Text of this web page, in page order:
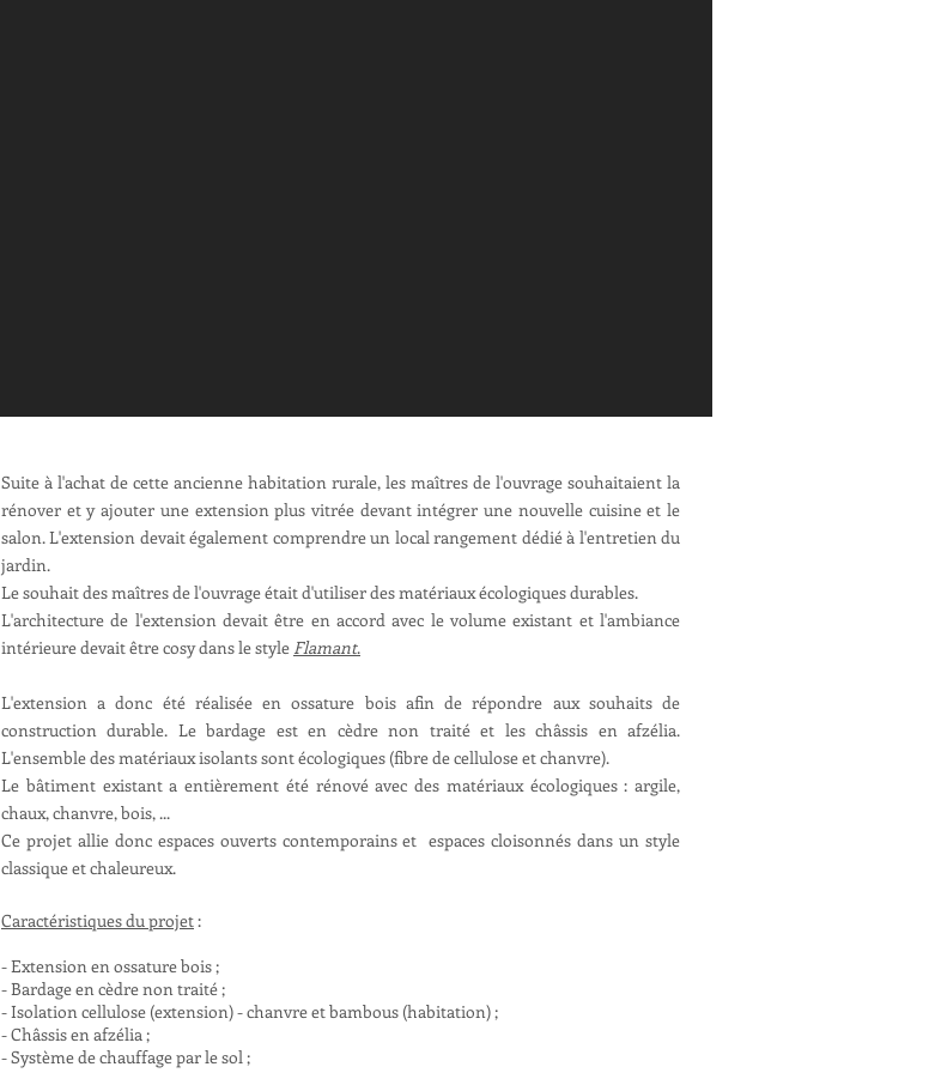
Suite à l'achat de cette ancienne habitation rurale, les maîtres de l'ouvrage souhaitaient la
rénover et y ajouter une extension plus vitrée devant intégrer une nouvelle cuisine et le
salon. L'extension devait également comprendre un local rangement dédié à l'entretien du
jardin.
Le souhait des maîtres de l'ouvrage était d'utiliser des matériaux écologiques durables.
L'architecture de l'extension devait être en accord avec le volume existant et l'ambiance
intérieure devait être cosy dans le style Flamant.
L'extension a donc été réalisée en ossature bois afin de répondre aux souhaits de
construction durable. Le bardage est en cèdre non traité et les châssis en afzélia.
L'ensemble des matériaux isolants sont écologiques (fibre de cellulose et chanvre).
Le bâtiment existant a entièrement été rénové avec des matériaux écologiques : argile,
chaux, chanvre, bois, ...
Ce projet allie donc espaces ouverts contemporains et espaces cloisonnés dans un style
classique et chaleureux.
Caractéristiques du projet:
- Extension en ossature bois ;
- Bardage en cèdre non traité ;
- Isolation cellulose (extension) - chanvre et bambous (habitation) ;
- Châssis en afzélia ;
- Système de chauffage par le sol ;